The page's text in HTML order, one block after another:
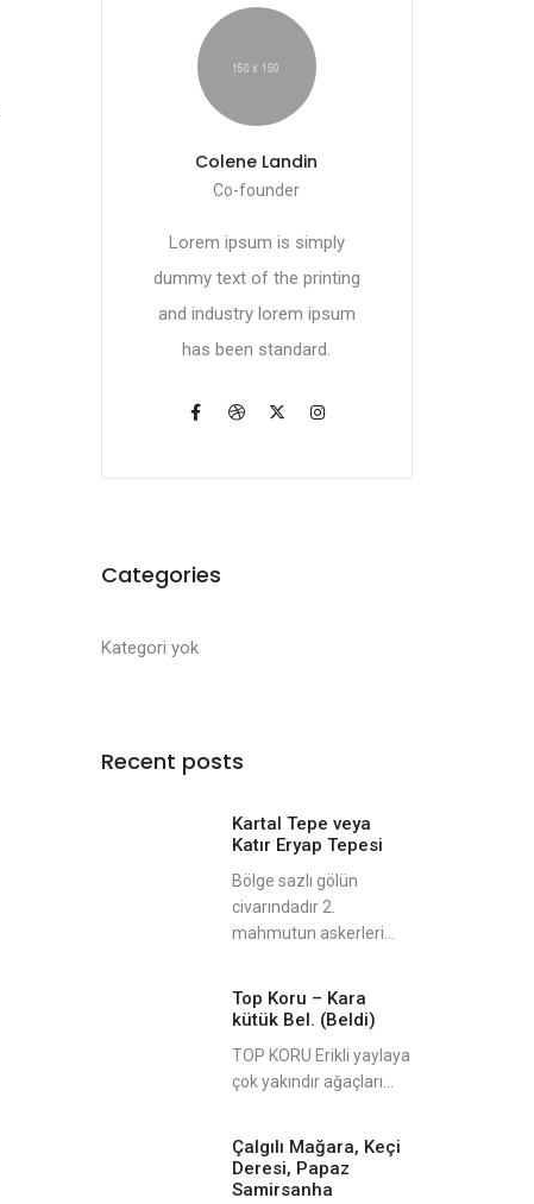
Colene Landin
Co-founder
Lorem ipsum is simply
dummy text of the printing
and industry lorem ipsum
has been standard.
Categories
Kategori yok
Recent posts
Kartal Tepe veya
Katır Eryap Tepesi
Bölge sazlı gölün
civarındadır 2.
mahmutun askerleri...
Top Koru – Kara
kütük Bel. (Beldi)
TOP KORU Erikli yaylaya
çok yakındır ağaçları...
Çalgılı Mağara, Keçi
Deresi, Papaz
Samirsanha